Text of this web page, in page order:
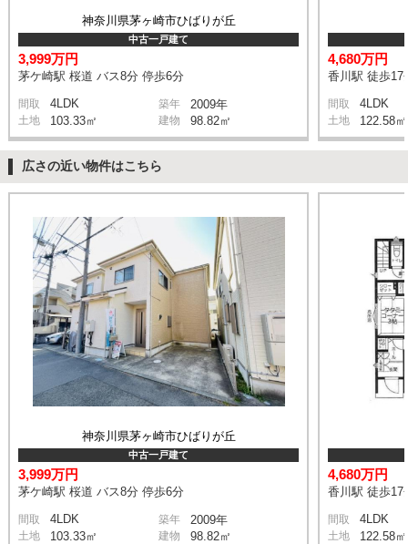
神奈川県茅ヶ崎市ひばりが丘
中古一戸建て
3,999万円
茅ケ崎駅 桜道 バス8分 停歩6分
間取 4LDK 築年 2009年
土地 103.33㎡ 建物 98.82㎡
4,680万円
香川駅 徒歩17
間取 4LDK
土地 122.58㎡
広さの近い物件はこちら
神奈川県茅ヶ崎市ひばりが丘
中古一戸建て
3,999万円
茅ケ崎駅 桜道 バス8分 停歩6分
間取 4LDK 築年 2009年
土地 103.33㎡ 建物 98.82㎡
4,680万円
香川駅 徒歩17
間取 4LDK
土地 122.58㎡